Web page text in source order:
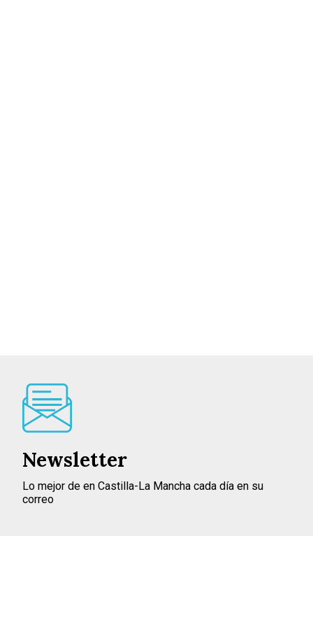
Newsletter
Lo mejor de en Castilla-La Mancha cada día en su
correo